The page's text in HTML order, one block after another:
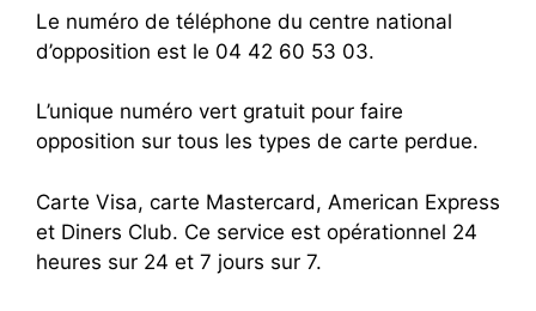
Le numéro de téléphone du centre national
d’opposition est le 04 42 60 53 03.
L’unique numéro vert gratuit pour faire
opposition sur tous les types de carte perdue.
Carte Visa, carte Mastercard, American Express
et Diners Club. Ce service est opérationnel 24
heures sur 24 et 7 jours sur 7.